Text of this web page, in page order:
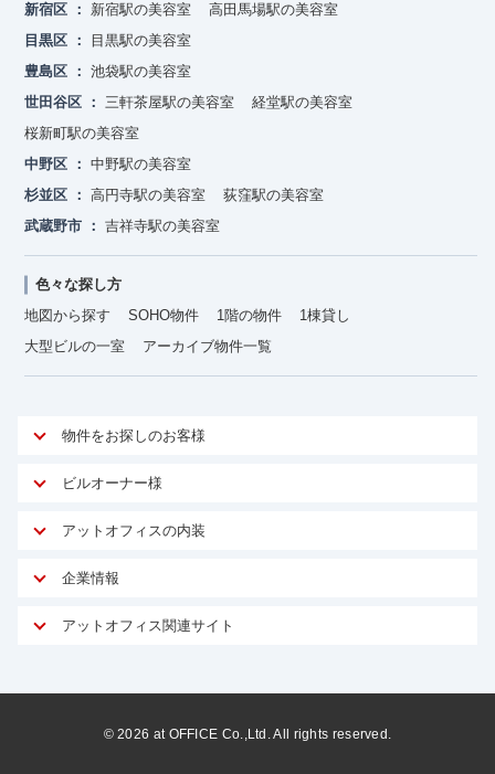
新宿区
新宿駅の美容室
高田馬場駅の美容室
目黒区
目黒駅の美容室
豊島区
池袋駅の美容室
世田谷区
三軒茶屋駅の美容室
経堂駅の美容室
桜新町駅の美容室
中野区
中野駅の美容室
杉並区
高円寺駅の美容室
荻窪駅の美容室
武蔵野市
吉祥寺駅の美容室
色々な探し方
地図から探す
SOHO物件 1階の物件
1棟貸し
大型ビルの一室
アーカイブ物件一覧
物件をお探しのお客様
アットオフィスが選ばれる理由
ご契約者様インタビュー
オフィスお役立ちコラム
ビルオーナー様
オーナー様向けサービス
マイソク作成
物件情報から成約賃料を予測
リノベーション
サブリース
アットオフィスの内装
サービス内容
内装に関するよくある質問
企業情報
アットオフィス関連サイト
アットレジデンス
ビルアド
©2026 at OFFICE Co.,Ltd. All rights reserved.